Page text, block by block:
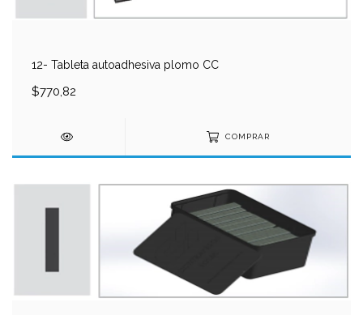
12- Tableta autoadhesiva plomo CC
$770,82
COMPRAR